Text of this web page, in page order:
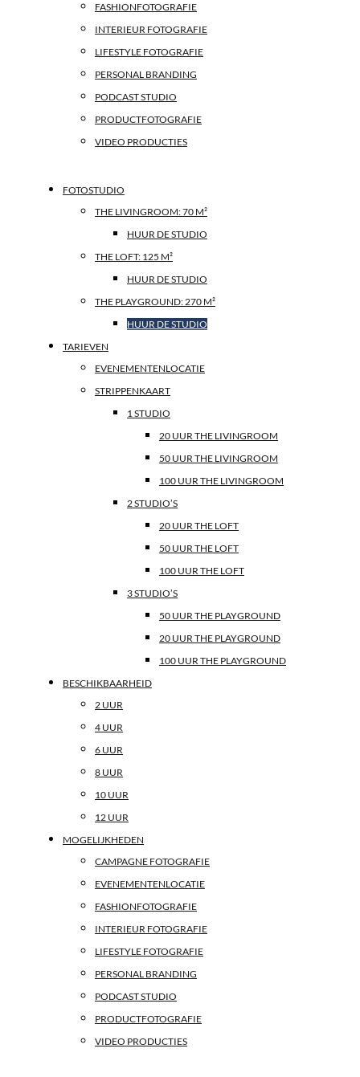
FASHIONFOTOGRAFIE
INTERIEUR FOTOGRAFIE
LIFESTYLE FOTOGRAFIE
PERSONAL BRANDING
PODCAST STUDIO
PRODUCTFOTOGRAFIE
VIDEO PRODUCTIES
FOTOSTUDIO
THE LIVINGROOM: 70 M²
HUUR DE STUDIO
THE LOFT: 125 M²
HUUR DE STUDIO
THE PLAYGROUND: 270 M²
HUUR DE STUDIO
TARIEVEN
EVENEMENTENLOCATIE
STRIPPENKAART
1 STUDIO
20 UUR THE LIVINGROOM
50 UUR THE LIVINGROOM
100 UUR THE LIVINGROOM
2 STUDIO’S
20 UUR THE LOFT
50 UUR THE LOFT
100 UUR THE LOFT
3 STUDIO’S
50 UUR THE PLAYGROUND
20 UUR THE PLAYGROUND
100 UUR THE PLAYGROUND
BESCHIKBAARHEID
2 UUR
4 UUR
6 UUR
8 UUR
10 UUR
12 UUR
MOGELIJKHEDEN
CAMPAGNE FOTOGRAFIE
EVENEMENTENLOCATIE
FASHIONFOTOGRAFIE
INTERIEUR FOTOGRAFIE
LIFESTYLE FOTOGRAFIE
PERSONAL BRANDING
PODCAST STUDIO
PRODUCTFOTOGRAFIE
VIDEO PRODUCTIES